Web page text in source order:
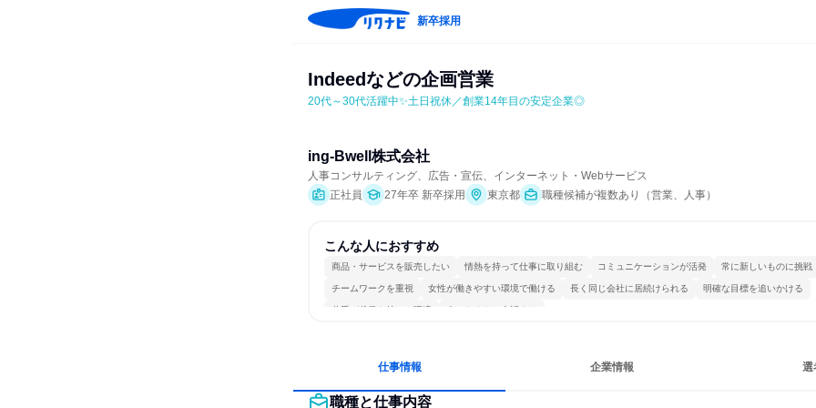
新卒採用
Indeedなどの企画営業
20代～30代活躍中✨土日祝休／創業14年目の安定企業◎
ing-Bwell株式会社
人事コンサルティング、広告・宣伝、インターネット・Webサービス
正社員
27年卒 新卒採用 東京都 職種候補が複数あり（営業、人事）
こんな人におすすめ
商品・サービスを販売したい 情熱を持って仕事に取り組む コミュニケーションが活発 常に新しいものに挑戦
チームワークを重視 女性が働きやすい環境で働ける 長く同じ会社に居続けられる 明確な目標を追いかける
若手が裁量を持てる環境 人とたくさん会話する
仕事情報 企業情報 選
職種と仕事内容